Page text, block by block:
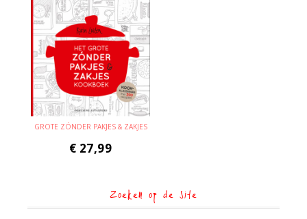
GROTE ZÓNDER PAKJES & ZAKJES
€ 27,99
Zoeken op de site